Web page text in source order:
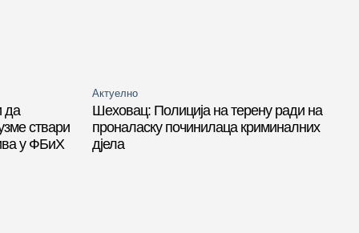
да
ствари
у ФБиХ
Актуелно
Шеховац: Полиција на терену ради на
проналаску починилаца криминалних
дјела